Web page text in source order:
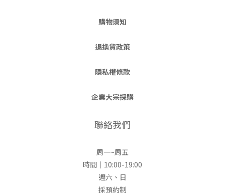
購物須知
退換貨政策
隱私權條款
企業大宗採購
聯絡我們
周一~周五
時間｜10:00-19:00
週六、日
採預約制